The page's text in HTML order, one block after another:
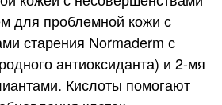
для проблемной кожи с
старения Normaderm с
антиоксиданта) и 2-мя
Кислоты помогают